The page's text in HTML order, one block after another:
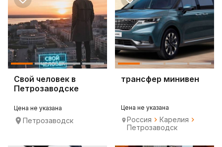
Свой человек в
Петрозаводске
Цена не указана
Петрозаводск
трансфер минивен
Цена не указана
Россия
Карелия
Петрозаводск